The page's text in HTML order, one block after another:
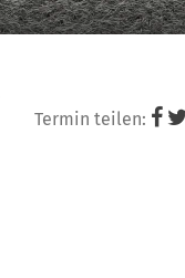
Termin teilen: